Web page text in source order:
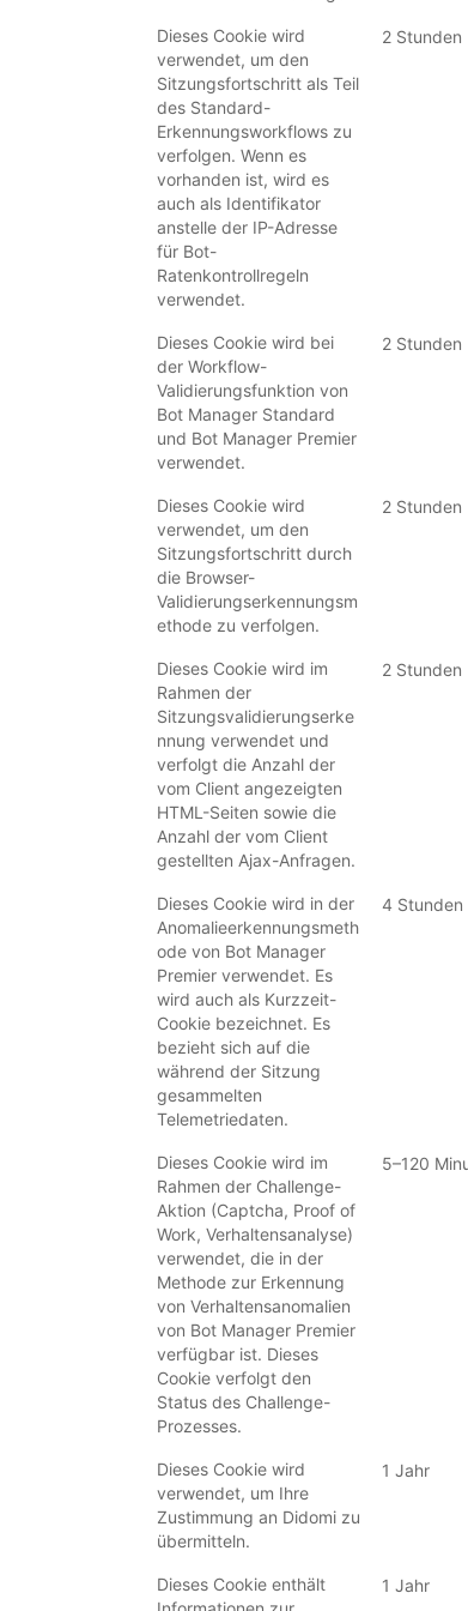
Dieses Cookie wird
verwendet, um den
Sitzungsfortschritt als Teil
des Standard-
Erkennungsworkflows zu
verfolgen. Wenn es
vorhanden ist, wird es
auch als Identifikator
anstelle der IP-Adresse
für Bot-
Ratenkontrollregeln
verwendet.
2 Stunden
Dieses Cookie wird bei
der Workflow-
Validierungsfunktion von
Bot Manager Standard
und Bot Manager Premier
verwendet.
2 Stunden
Dieses Cookie wird
verwendet, um den
Sitzungsfortschritt durch
die Browser-
Validierungserkennungsm
ethode zu verfolgen.
2 Stunden
Dieses Cookie wird im
Rahmen der
Sitzungsvalidierungserke
nnung verwendet und
verfolgt die Anzahl der
vom Client angezeigten
HTML-Seiten sowie die
Anzahl der vom Client
gestellten Ajax-Anfragen.
2 Stunden
Dieses Cookie wird in der
Anomalieerkennungsmeth
ode von Bot Manager
Premier verwendet. Es
wird auch als Kurzzeit-
Cookie bezeichnet. Es
bezieht sich auf die
während der Sitzung
gesammelten
Telemetriedaten.
4 Stunden
Dieses Cookie wird im
Rahmen der Challenge-
Aktion (Captcha, Proof of
Work, Verhaltensanalyse)
verwendet, die in der
Methode zur Erkennung
von Verhaltensanomalien
von Bot Manager Premier
verfügbar ist. Dieses
Cookie verfolgt den
Status des Challenge-
Prozesses.
5–120
Dieses Cookie wird
verwendet, um Ihre
Zustimmung an Didomi zu
übermitteln.
1 Jahr
Dieses Cookie enthält
1 Jahr